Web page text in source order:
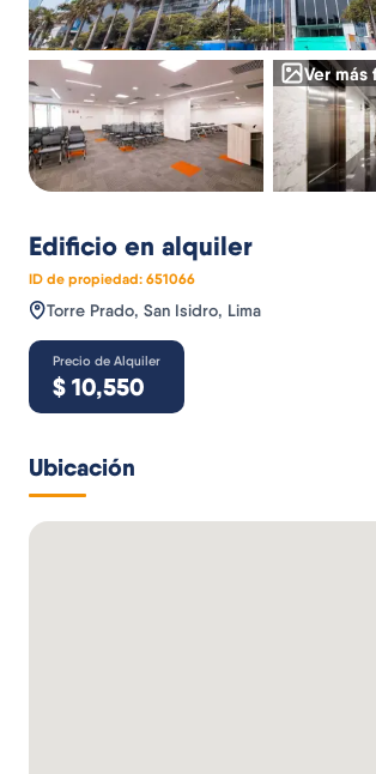
Ver más
Edificio en alquiler
ID de propiedad: 651066
Torre Prado, San Isidro, Lima
Precio de Alquiler
$ 10,550
Ubicación